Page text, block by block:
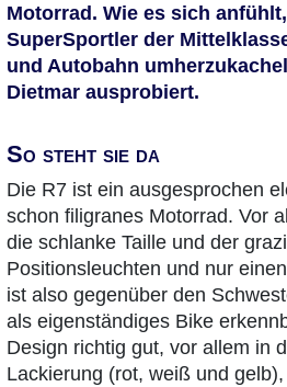
Motorrad. Wie es sich
SuperSportler der
und Autobahn
Dietmar ausprobiert.
So steht sie da
Die R7 ist ein ausgesprochen
schon filigranes Motorrad. Vor
die schlanke Taille und der
Positionsleuchten und nur
ist also gegenüber den
als eigenständiges Bike
Design richtig gut, vor allem in
Lackierung (rot, weiß und